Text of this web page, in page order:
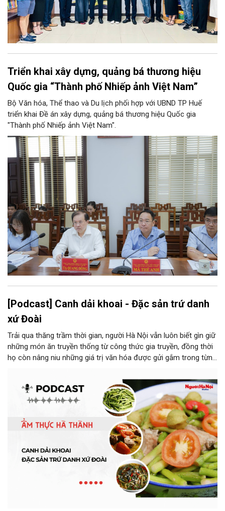
Triển khai xây dựng, quảng bá thương hiệu
Quốc gia “Thành phố Nhiếp ảnh Việt Nam”
Bộ Văn hóa, Thể thao và Du lịch phối hợp với UBND TP Huế
triển khai Đề án xây dựng, quảng bá thương hiệu Quốc gia
"Thành phố Nhiếp ảnh Việt Nam".
[Podcast] Canh dải khoai - Đặc sản trứ danh
xứ Đoài
Trải qua thăng trầm thời gian, người Hà Nội vẫn luôn biết gìn giữ
những món ăn truyền thống từ công thức gia truyền, đồng thời
họ còn nâng niu những giá trị văn hóa được gửi gắm trong từng
thức. Và canh dải khoai là một món ăn như thế.